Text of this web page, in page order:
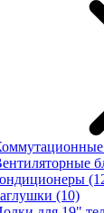
(10)